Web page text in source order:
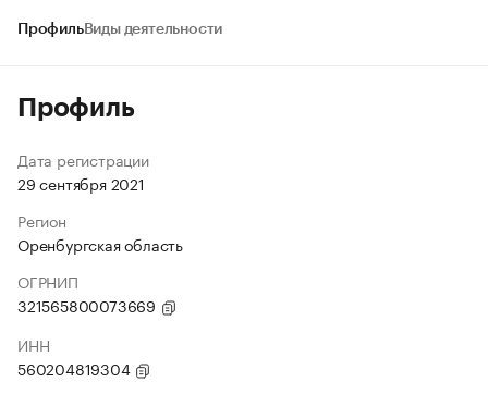
ПрофильВиды деятельности
Профиль
Дата регистрации
29 сентября 2021
Регион
Оренбургская область
ОГРНИП
321565800073669
ИНН
560204819304